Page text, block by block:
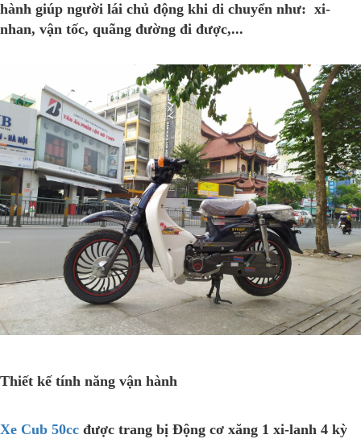
hành giúp người lái chủ động khi di chuyển như: xi-
nhan, vận tốc, quãng đường đi được,...
Thiết kế tính năng vận hành
Xe Cub 50cc được trang bị Động cơ xăng 1 xi-lanh 4 kỳ